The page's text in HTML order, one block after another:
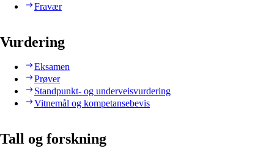
Fravær
Vurdering
Eksamen
Prøver
Standpunkt- og underveisvurdering
Vitnemål og kompetansebevis
Tall og forskning